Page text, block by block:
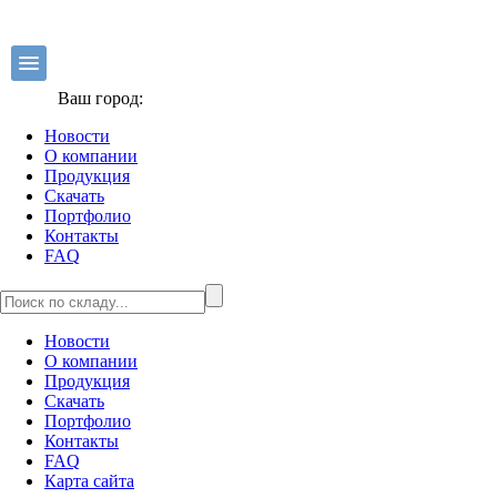
Ваш город:
Новости
О компании
Продукция
Скачать
Портфолио
Контакты
FAQ
Новости
О компании
Продукция
Скачать
Портфолио
Контакты
FAQ
Карта сайта